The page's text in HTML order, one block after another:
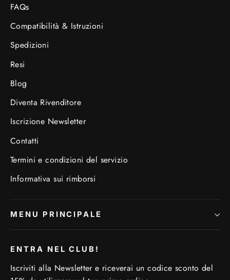
FAQs
Compatibilità & Istruzioni
Spedizioni
Resi
Blog
Diventa Rivenditore
Iscrizione Newsletter
Contatti
Termini e condizioni del servizio
Informativa sui rimborsi
MENU PRINCIPALE
ENTRA NEL CLUB!
Iscriviti alla Newsletter e riceverai un codice sconto del